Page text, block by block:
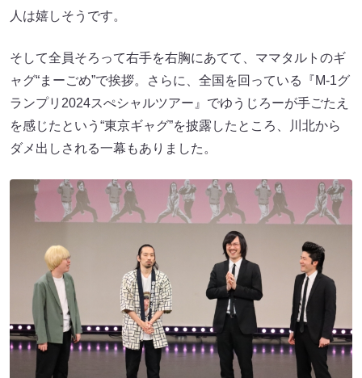
人は嬉しそうです。
そして全員そろって右手を右胸にあてて、ママタルトのギ
ャグ“まーごめ”で挨拶。さらに、全国を回っている『M-1グ
ランプリ2024スぺシャルツアー』でゆうじろーが手ごたえ
を感じたという“東京ギャグ”を披露したところ、川北から
ダメ出しされる一幕もありました。